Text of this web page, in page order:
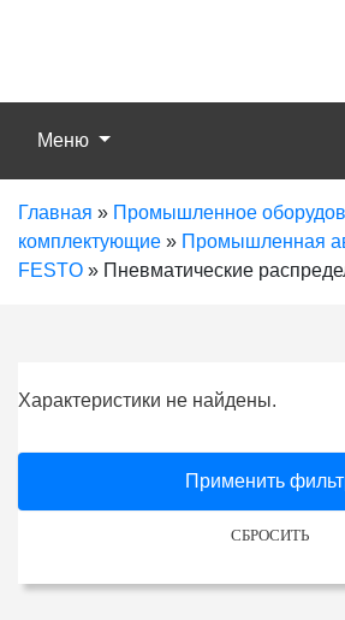
Меню
Главная » Промышленное
комплектующие » Промышленная
FESTO » Пневматические
Характеристики не найдены.
Применить
СБРОСИТЬ